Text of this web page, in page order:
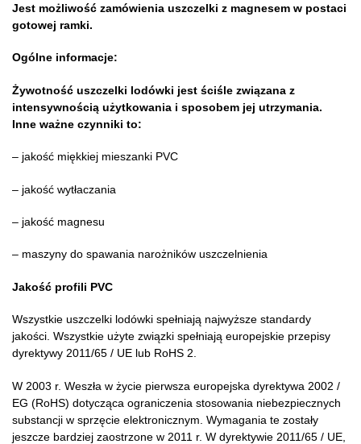
Jest możliwość zamówienia uszczelki z magnesem w postaci
gotowej ramki.
Ogólne informacje:
Żywotność uszczelki lodówki jest ściśle związana z
intensywnością użytkowania i sposobem jej utrzymania.
Inne ważne czynniki to:
– jakość miękkiej mieszanki PVC
– jakość wytłaczania
– jakość magnesu
– maszyny do spawania narożników uszczelnienia
Jakość profili PVC
Wszystkie uszczelki lodówki spełniają najwyższe standardy
jakości. Wszystkie użyte związki spełniają europejskie przepisy
dyrektywy 2011/65 / UE lub RoHS 2.
W 2003 r. Weszła w życie pierwsza europejska dyrektywa 2002 /
EG (RoHS) dotycząca ograniczenia stosowania niebezpiecznych
substancji w sprzęcie elektronicznym. Wymagania te zostały
jeszcze bardziej zaostrzone w 2011 r. W dyrektywie 2011/65 / UE,